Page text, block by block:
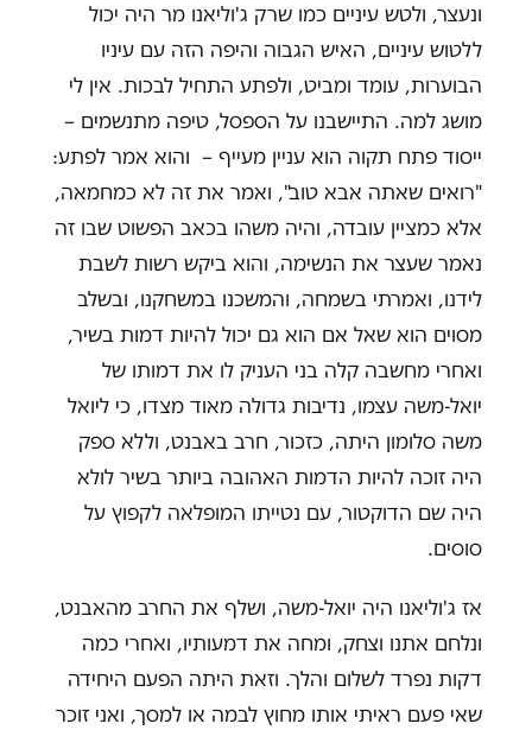
ונעצר, ולטש עיניים כמו שרק ג'וליאנו מר היה יכול
ללטוש עיניים, האיש הגבוה והיפה הזה עם עיניו
הבוערות, עומד ומביט, ולפתע התחיל לבכות. אין לי
מושג למה. התיישבנו על הספסל, טיפה מתנשמים –
ייסוד פתח תקוה הוא עניין מעייף – והוא אמר לפתע:
"רואים שאתה אבא טוב", ואמר את זה לא כמחמאה,
אלא כמציין עובדה, והיה משהו בכאב הפשוט שבו זה
נאמר שעצר את הנשימה, והוא ביקש רשות לשבת
לידנו, ואמרתי בשמחה, והמשכנו במשחקנו, ובשלב
מסוים הוא שאל אם הוא גם יכול להיות דמות בשיר,
ואחרי מחשבה קלה בני העניק לו את דמותו של
יואל-משה עצמו, נדיבות גדולה מאוד מצדו, כי ליואל
משה סלומון היתה, כזכור, חרב באבנט, וללא ספק
היה זוכה להיות הדמות האהובה ביותר בשיר לולא
היה שם הדוקטור, עם נטייתו המופלאה לקפוץ על
סוסים.
אז ג'וליאנו היה יואל-משה, ושלף את החרב מהאבנט,
ונלחם אתנו וצחק, ומחה את דמעותיו, ואחרי כמה
דקות נפרד לשלום והלך. וזאת היתה הפעם היחידה
שאי פעם ראיתי אותו מחוץ לבמה או למסך, ואני זוכר